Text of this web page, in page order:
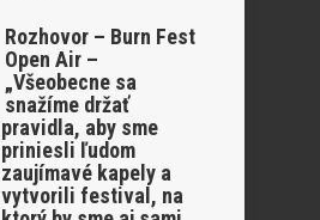
Rozhovor – Burn Fest
Open Air –
„Všeobecne sa
snažíme držať
pravidla, aby sme
priniesli ľudom
zaujímavé kapely a
vytvorili festival, na